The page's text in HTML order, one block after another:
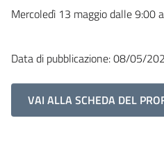
Mercoledì 13 maggio dalle 9:00
Data di pubblicazione: 08/05/
VAI ALLA SCHEDA DEL